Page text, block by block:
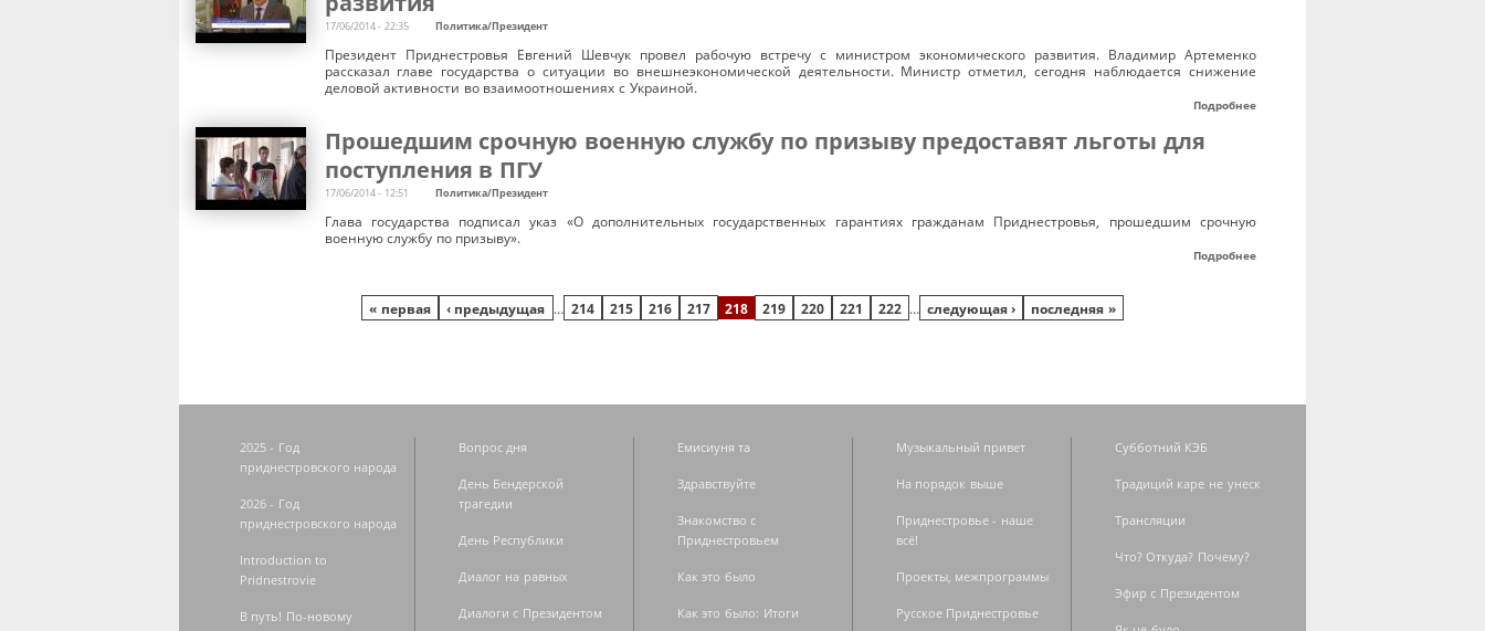
17/06/2014 - 22:35 Политика/Президент
Президент Приднестровья Евгений Шевчук провел рабочую встречу с министром экономического развития. Владимир Артеменко
рассказал главе государства о ситуации во внешнеэкономической деятельности. Министр отметил, сегодня наблюдается снижение
деловой активности во взаимоотношениях с Украиной.
Подробнее
Прошедшим срочную военную службу по призыву предоставят льготы для
поступления в ПГУ
17/06/2014 - 12:51 Политика/Президент
Глава государства подписал указ «О дополнительных государственных гарантиях гражданам Приднестровья, прошедшим срочную
военную службу по призыву».
Подробнее
« первая ‹ предыдущая … 214 215 216 217 218 219 220 221 222 … следующая › последняя »
2025 - Год
приднестровского народа
2026 - Год
приднестровского народа
Introduction to
Pridnestrovie
В путь! По-новому
Вопрос дня
День Бендерской
трагедии
День Республики
Диалог на равных
Диалоги с Президентом
Емисиуня та
Здравствуйте
Знакомство с
Приднестровьем
Как это было
Как это было: Итоги
Музыкальный привет
На порядок выше
Приднестровье - наше
всё!
Проекты, межпрограммы
Русское Приднестровье
Субботний КЭБ
Традиций каре не унеск
Трансляции
Что? Откуда? Почему?
Эфир с Президентом